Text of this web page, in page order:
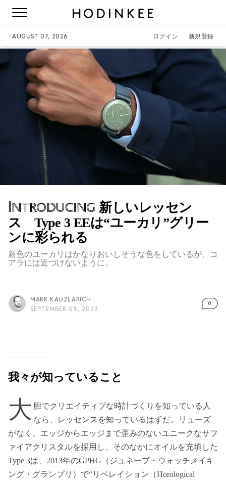
AUGUST 07, 2026 ログイン 新規登録
Introducing 新しいレッセン
ス Type 3 EEは“ユーカリ”グリー
ンに彩られる
新色のユーカリはかなりおいしそうな色をしているが、コ
アラには近づけないように。
MARK KAUZLARICH
SEPTEMBER 08, 2023
0
我々が知っていること
大 胆でクリエイティブな時計づくりを知っている人
なら、レッセンスを知っているはずだ。リューズ
がなく、エッジからエッジまで歪みのないユニークなサフ
ァイアクリスタルを採用し、そのなかにオイルを充填した
Type 3は、2013年のGPHG（ジュネーブ・ウォッチメイキ
ング・グランプリ）で“リベレイション（Horological